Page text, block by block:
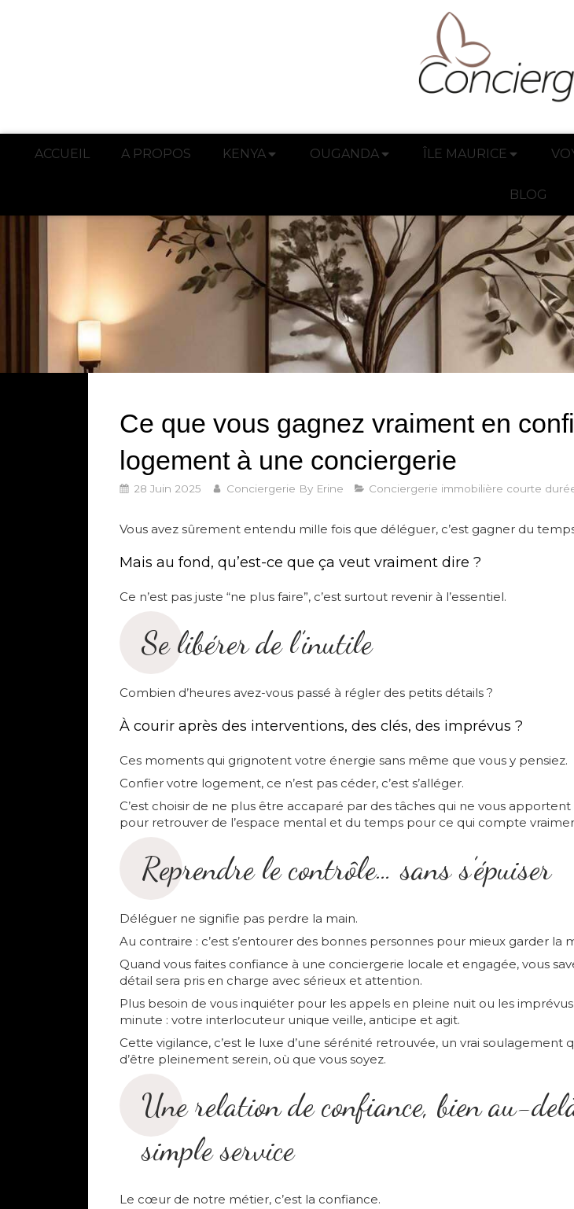
ACCUEIL A PROPOS KENYA OUGANDA ÎLE MAURICE
BLOG
Ce que vous gagnez vraiment en
logement à une conciergerie
28 Juin 2025 Conciergerie By Erine Conciergerie immobilière courte
Vous avez sûrement entendu mille fois que déléguer, c’est gagner du
Mais au fond, qu’est-ce que ça veut vraiment dire ?
Ce n’est pas juste “ne plus faire”, c’est surtout revenir à l’essentiel.
Se libérer de l’inutile
Combien d’heures avez-vous passé à régler des petits détails ?
À courir après des interventions, des clés, des imprévus ?
Ces moments qui grignotent votre énergie sans même que vous y pensiez.
Confier votre logement, ce n’est pas céder, c’est s’alléger.
C’est choisir de ne plus être accaparé par des tâches qui ne vous apportent
pour retrouver de l’espace mental et du temps pour ce qui compte
Reprendre le contrôle… sans s’épuiser
Déléguer ne signifie pas perdre la main.
Au contraire : c’est s’entourer des bonnes personnes pour mieux garder la
Quand vous faites confiance à une conciergerie locale et engagée, vous
détail sera pris en charge avec sérieux et attention.
Plus besoin de vous inquiéter pour les appels en pleine nuit ou les
minute : votre interlocuteur unique veille, anticipe et agit.
Cette vigilance, c’est le luxe d’une sérénité retrouvée, un vrai soulagement
d’être pleinement serein, où que vous soyez.
Une relation de confiance, bien au-
simple service
Le cœur de notre métier, c’est la confiance.